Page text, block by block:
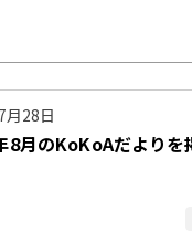
月28日
8月のKoKoAだよりを